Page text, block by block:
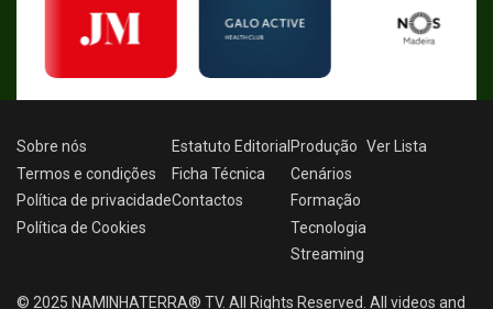
Sobre nós
Termos e condições
Política de privacidade
Política de Cookies
Estatuto Editorial
Ficha Técnica
Contactos
Produção
Cenários
Formação
Tecnologia
Streaming
Ver Lista
© 2025 NAMINHATERRA® TV. All Rights Reserved. All videos and